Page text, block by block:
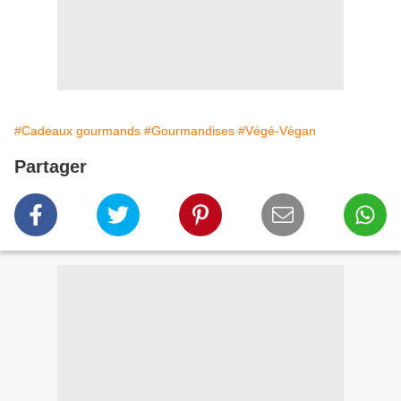
#Cadeaux gourmands #Gourmandises #Végé-Végan
Partager